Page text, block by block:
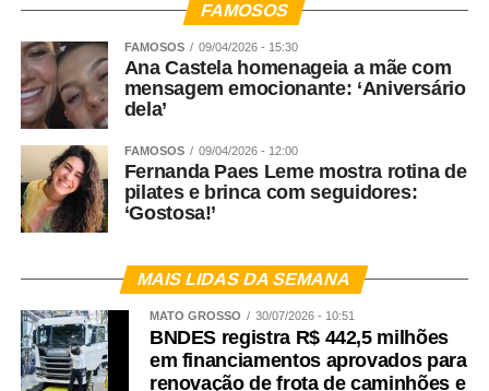
FAMOSOS
FAMOSOS 09/04/2026 - 15:30
Ana Castela homenageia a mãe com
mensagem emocionante: ‘Aniversário
dela’
FAMOSOS 09/04/2026 - 12:00
Fernanda Paes Leme mostra rotina de
pilates e brinca com seguidores:
‘Gostosa!’
MAIS LIDAS DA SEMANA
MATO GROSSO 30/07/2026 - 10:51
BNDES registra R$ 442,5 milhões
em financiamentos aprovados para
renovação de frota de caminhões e